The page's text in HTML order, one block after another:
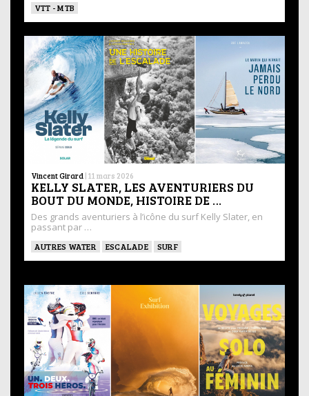
VTT - MTB
Vincent Girard | 11 mars 2026
KELLY SLATER, LES AVENTURIERS DU
BOUT DU MONDE, HISTOIRE DE …
Des grands aventuriers à l’icône du surf Kelly Slater, en
passant par …
AUTRES WATER ESCALADE SURF